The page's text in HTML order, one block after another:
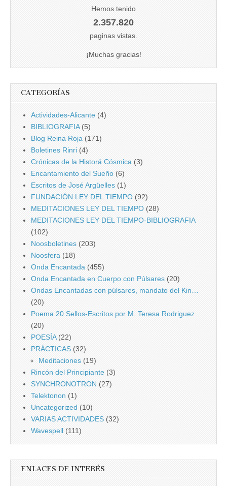
Hemos tenido
2.357.820
paginas vistas.
¡Muchas gracias!
CATEGORÍAS
Actividades-Alicante (4)
BIBLIOGRAFIA(5)
Blog Reina Roja (171)
Boletines Rinri (4)
Crónicas de la Historá Cósmica (3)
Encantamiento del Sueño (6)
Escritos de José Argüelles (1)
FUNDACIÓN LEY DEL TIEMPO (92)
MEDITACIONES LEY DEL TIEMPO (28)
MEDITACIONES LEY DEL TIEMPO-BIBLIOGRAFIA
(102)
Noosboletines (203)
Noosfera (18)
Onda Encantada (455)
Onda Encantada en Cuerpo con Púlsares (20)
Ondas Encantadas con púlsares, mandato del Kin…
(20)
Poema 20 Sellos-Escritos por M. Teresa Rodriguez
(20)
POESÍA(22)
PRÁCTICAS (32)
Meditaciones (19)
Rincón del Principiante (3)
SYNCHRONOTRON (27)
Telektonon (1)
Uncategorized (10)
VARIAS ACTIVIDADES (32)
Wavespell (111)
ENLACES DE INTERÉS